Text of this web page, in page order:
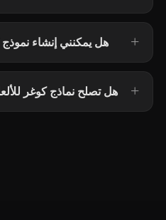
هل يمكنني إنشاء
هل تصلح نماذج كوغر